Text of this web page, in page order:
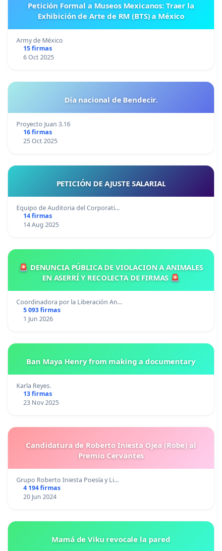
Petición Formal a Museos Mexicanos: Traer la
Exhibición de Arte de RM (BTS) a México
Army de México
15 firmas
6 Oct 2025
Día nacional de Bendecir.
Proyecto Juan 3.16
16 firmas
25 Oct 2025
PETICIÓN DE AJUSTE SALARIAL
Equipo de Auditoria del Corporati…
14 firmas
14 Aug 2025
🚨 DENUNCIA PÚBLICA DE VIOLACION A ANIMALES
EN ASERRÍ Y RECOLECTA DE FIRMAS 🚨
Coordinadora por la Liberación An…
5 093 firmas
1 Jun 2026
Ban Maya Henry from making a documentary
Karla Reyes.
13 firmas
23 Nov 2025
Candidatura de Roberto Iniesta Ojea (Robe) al
Premio Cervantes
Grupo Roberto Iniesta Poesía y Li…
4 194 firmas
20 Jun 2024
Mamá de Viku revocale la pared